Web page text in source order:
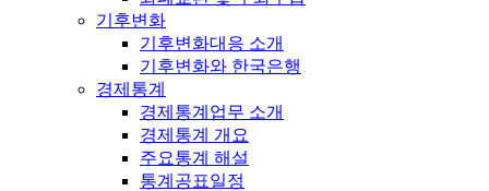
기후변화
기후변화대응 소개
기후변화와 한국은행
경제통계
경제통계업무 소개
경제통계 개요
주요통계 해설
통계공표일정